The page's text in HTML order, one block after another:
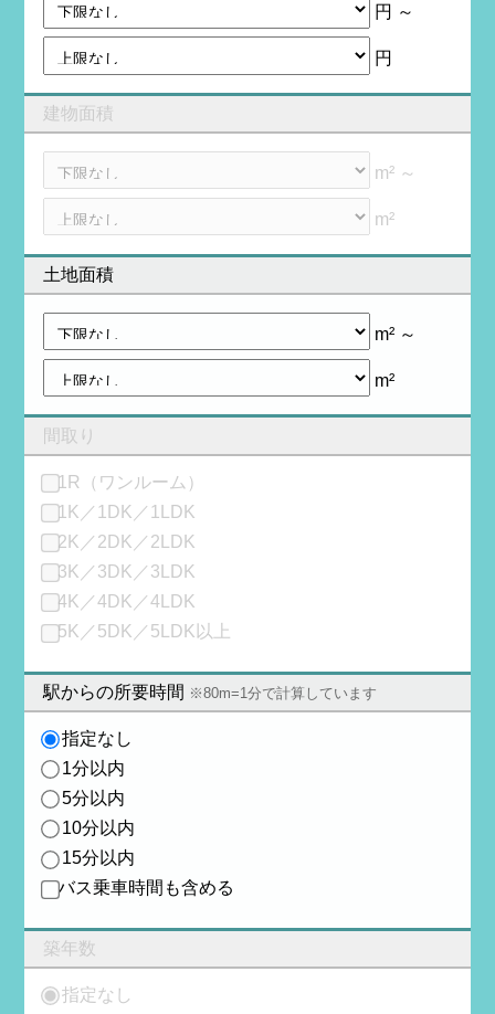
円 ～
円
建物面積
m² ～
m²
土地面積
m² ～
m²
間取り
1R（ワンルーム）
1K／1DK／1LDK
2K／2DK／2LDK
3K／3DK／3LDK
4K／4DK／4LDK
5K／5DK／5LDK以上
駅からの所要時間 ※80m=1分で計算しています
指定なし
1分以内
5分以内
10分以内
15分以内
バス乗車時間も含める
築年数
指定なし